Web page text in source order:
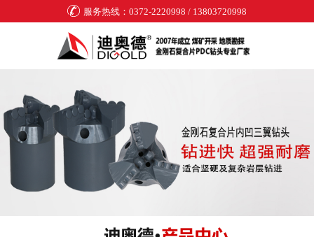
服务热线：0372-2220998 / 13803720998